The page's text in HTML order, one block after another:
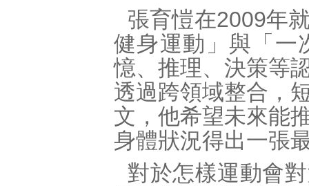
張育愷在2009年
健身運動」與「一
憶、推理、決策等
透過跨領域整合，
文，他希望未來能
身體狀況得出一張
對於怎樣運動會